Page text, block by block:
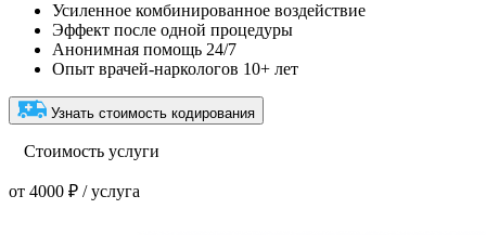
Усиленное комбинированное воздействие
Эффект после одной процедуры
Анонимная помощь 24/7
Опыт врачей-наркологов 10+ лет
Узнать стоимость кодирования
Стоимость услуги
от 4000 ₽ / услуга